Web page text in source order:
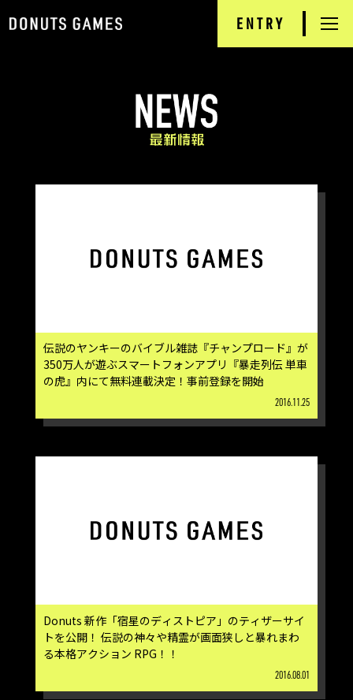
ENTRY
RECRUIT
NEWS
DONUTS GAMES
伝説のヤンキーのバイブル雑誌『チャンプロード』が
350万人が遊ぶスマートフォンアプリ『暴走列伝 単車
の虎』内にて無料連載決定！事前登録を開始
2016.11.25
Donuts 新作「宿星のディストピア」のティザーサイ
トを公開！ 伝説の神々や精霊が画面狭しと暴れまわ
る本格アクション RPG！！
2016.08.01